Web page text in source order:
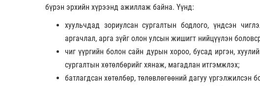
бүрэн эрхийн хүрээнд ажиллаж байна. Үүнд:
хуульчдад зориулсан сургалтын бодлого, үндсэн
аргачлал, арга зүйг олон улсын жишигт нийцүүлэн
чиг үүргийн болон сайн дурын хороо, бусад иргэн,
сургалтын хөтөлбөрийг хянаж, магадлан итгэмжлэх;
батлагдсан хөтөлбөр, төлөвлөгөөний дагуу